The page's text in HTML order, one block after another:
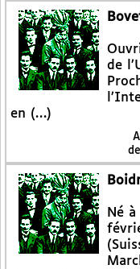
de
en (…)
Né